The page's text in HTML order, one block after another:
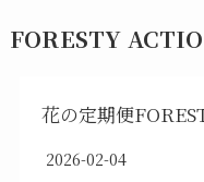
FORESTY
花の定期便
2026-02-04